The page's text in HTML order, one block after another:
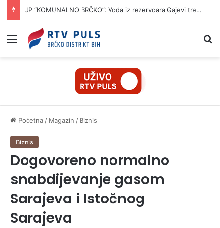
JP “KOMUNALNO BRČKO”: Voda iz rezervoara Gajevi trenutno nije za piće
Izbornik
Početna / Magazin / Biznis
Biznis
Dogovoreno normalno
snabdijevanje gasom
Sarajeva i Istočnog
Sarajeva